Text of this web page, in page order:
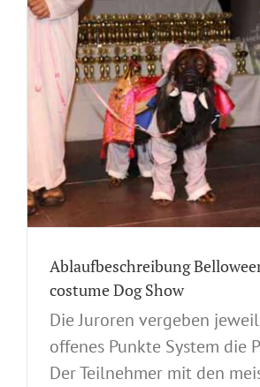
Ablaufbeschreibung
costume Dog Show
Die Juroren vergeben
offenes Punkte System die
Der Teilnehmer mit den